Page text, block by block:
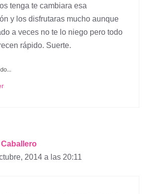
tenga te cambiara esa
y los disfrutaras mucho aunque
a veces no te lo niego pero todo
rápido. Suerte.
2014 a las 20:11